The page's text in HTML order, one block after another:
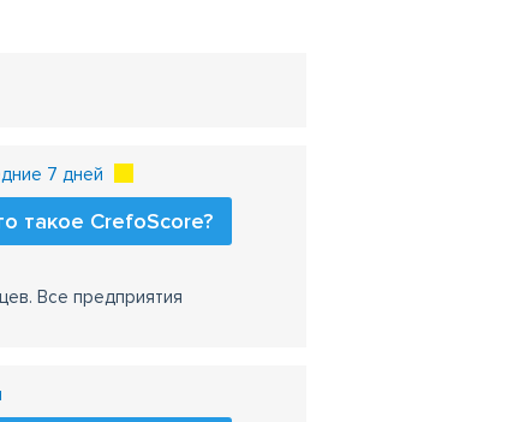
7 дней
такое CrefoScore?
Все предприятия